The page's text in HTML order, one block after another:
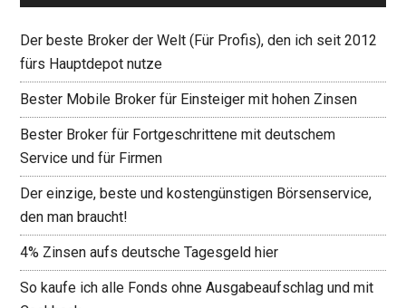
Der beste Broker der Welt (Für Profis), den ich seit 2012
fürs Hauptdepot nutze
Bester Mobile Broker für Einsteiger mit hohen Zinsen
Bester Broker für Fortgeschrittene mit deutschem
Service und für Firmen
Der einzige, beste und kostengünstigen Börsenservice,
den man braucht!
4% Zinsen aufs deutsche Tagesgeld hier
So kaufe ich alle Fonds ohne Ausgabeaufschlag und mit